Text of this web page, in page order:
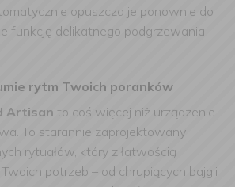
opuszcza je ponownie do
funkcję delikatnego podgrzewania –
rytm Twoich poranków
Artisan to coś więcej niż urządzenie
To starannie zaprojektowany
rytuałów, który z łatwością
potrzeb – od chrupiących bajgli